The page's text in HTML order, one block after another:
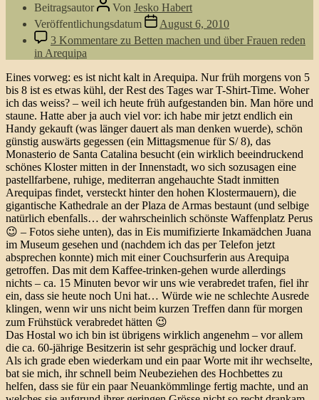
Beitragsautor Von Jesko Habert
Veröffentlichungsdatum
August 6, 2010
3 Kommentare zu Betten machen und über Frauen reden
in Arequipa
Eines vorweg: es ist nicht kalt in Arequipa. Nur früh morgens von 5
bis 8 ist es etwas kühl, der Rest des Tages war T-Shirt-Time. Woher
ich das weiss? – weil ich heute früh aufgestanden bin. Man höre und
staune. Hatte aber ja auch viel vor: ich habe mir jetzt endlich ein
Handy gekauft (was länger dauert als man denken wuerde), schön
günstig auswärts gegessen (ein Mittagsmenue für S/ 8), das
Monasterio de Santa Catalina besucht (ein wirklich beeindruckend
schönes Kloster mitten in der Innenstadt, wo sich sozusagen eine
pastellfarbene, ruhige, mediterran angehauchte Stadt inmitten
Arequipas findet, versteckt hinter den hohen Klostermauern), die
gigantische Kathedrale an der Plaza de Armas bestaunt (und selbige
natürlich ebenfalls… der wahrscheinlich schönste Waffenplatz Perus
😉 – Fotos siehe unten), das in Eis mumifizierte Inkamädchen Juana
im Museum gesehen und (nachdem ich das per Telefon jetzt
absprechen konnte) mich mit einer Couchsurferin aus Arequipa
getroffen. Das mit dem Kaffee-trinken-gehen wurde allerdings
nichts – ca. 15 Minuten bevor wir uns wie verabredet trafen, fiel ihr
ein, dass sie heute noch Uni hat… Würde wie ne schlechte Ausrede
klingen, wenn wir uns nicht beim kurzen Treffen dann für morgen
zum Frühstück verabredet hätten 😉
Das Hostal wo ich bin ist übrigens wirklich angenehm – vor allem
die ca. 60-jährige Besitzerin ist sehr gesprächig und locker drauf.
Als ich grade eben wiederkam und ein paar Worte mit ihr wechselte,
bat sie mich, ihr schnell beim Neubeziehen des Hochbettes zu
helfen, dass sie für ein paar Neuankömmlinge fertig machte, und an